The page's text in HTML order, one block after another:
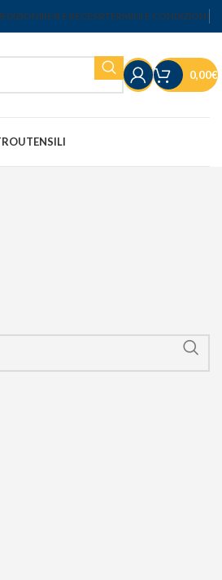
RESI E RECESSITERMINI E CONDIZIONI
0,00€